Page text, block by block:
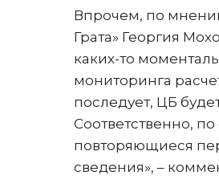
Впрочем, по
Грата» Георгия
каких-то
мониторинга
последует, ЦБ
Соответственно,
повторяющиеся
сведения», –